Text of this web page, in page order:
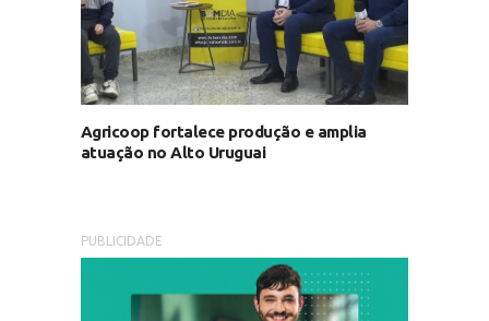
Agricoop fortalece produção e amplia
atuação no Alto Uruguai
PUBLICIDADE